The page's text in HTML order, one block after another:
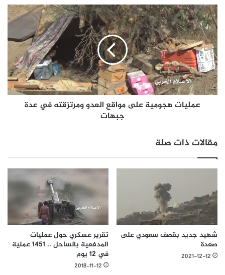
عمليات هجومية على مواقع العدو ومرتزقته في عدة
جبهات
مقالات ذات صلة
شهيد جديد بقصف سعودي على
صعدة
2021-12-12
تقرير عسكري حول عمليات
المدفعية بالساحل .. 1451 عملية
في 12 يوم
2018-11-12